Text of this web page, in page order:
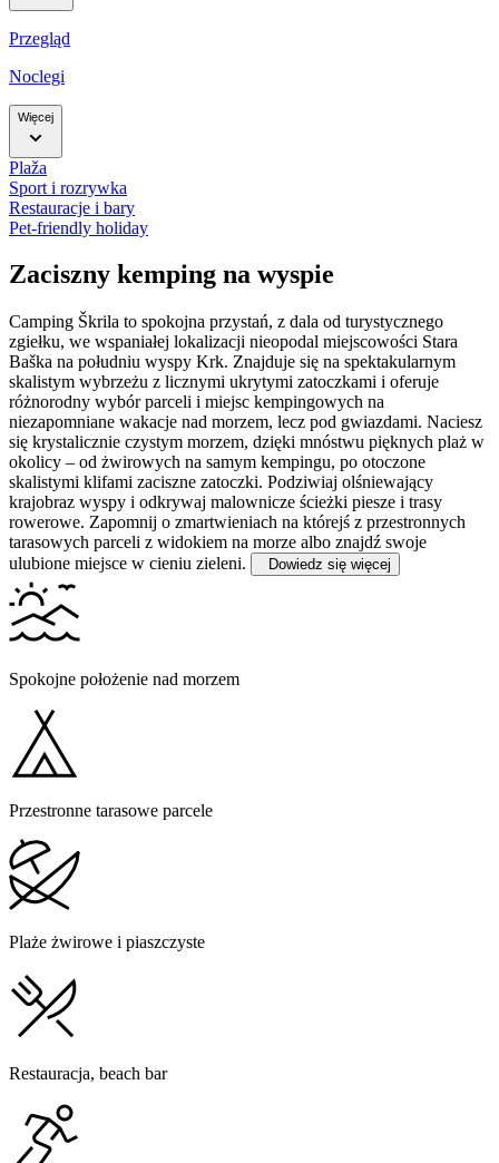
Przegląd
Noclegi
Więcej
Plaža
Sport i rozrywka
Restauracje i bary
Pet-friendly holiday
Zaciszny kemping na wyspie
Camping Škrila to spokojna przystań, z dala od turystycznego
zgiełku, we wspaniałej lokalizacji nieopodal miejscowości Stara
Baška na południu wyspy Krk. Znajduje się na spektakularnym
skalistym wybrzeżu z licznymi ukrytymi zatoczkami i oferuje
różnorodny wybór parceli i miejsc kempingowych na
niezapomniane wakacje nad morzem, lecz pod gwiazdami. Naciesz
się krystalicznie czystym morzem, dzięki mnóstwu pięknych plaż w
okolicy – od żwirowych na samym kempingu, po otoczone
skalistymi klifami zaciszne zatoczki. Podziwiaj olśniewający
krajobraz wyspy i odkrywaj malownicze ścieżki piesze i trasy
rowerowe. Zapomnij o zmartwieniach na którejś z przestronnych
tarasowych parceli z widokiem na morze albo znajdź swoje
ulubione miejsce w cieniu zieleni.
Dowiedz się więcej
Spokojne położenie nad morzem
Przestronne tarasowe parcele
Plaże żwirowe i piaszczyste
Restauracja, beach bar